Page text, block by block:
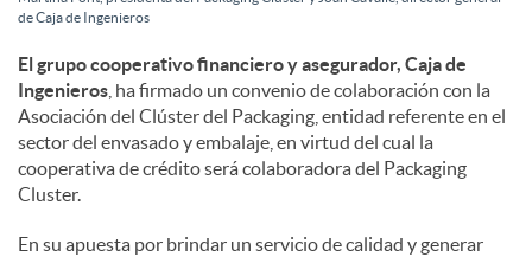
l
e
s
de Caja de Ingenieros
El grupo cooperativo financiero y asegurador, Caja de
Ingenieros , ha firmado un convenio de colaboración con la
Asociación del Clúster del Packaging, entidad referente en el
sector del envasado y embalaje, en virtud del cual la
cooperativa de crédito será colaboradora del Packaging
Cluster.
En su apuesta por brindar un servicio de calidad y generar